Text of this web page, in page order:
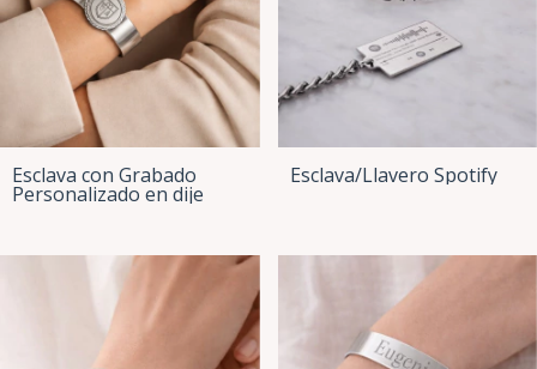
Esclava con Grabado
Personalizado en dije
Esclava/Llavero Spotify